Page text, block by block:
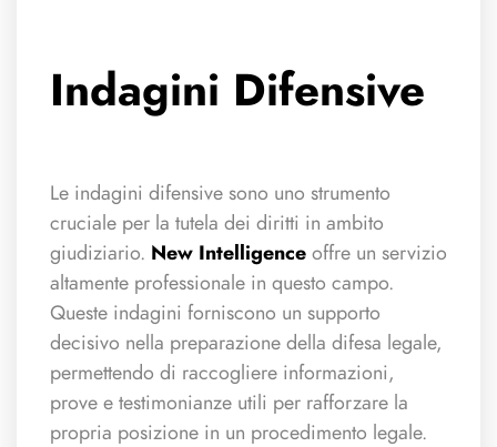
Indagini Difensive
Le indagini difensive sono uno strumento
cruciale per la tutela dei diritti in ambito
giudiziario. New Intelligence offre un servizio
altamente professionale in questo campo.
Queste indagini forniscono un supporto
decisivo nella preparazione della difesa legale,
permettendo di raccogliere informazioni,
prove e testimonianze utili per rafforzare la
propria posizione in un procedimento legale.